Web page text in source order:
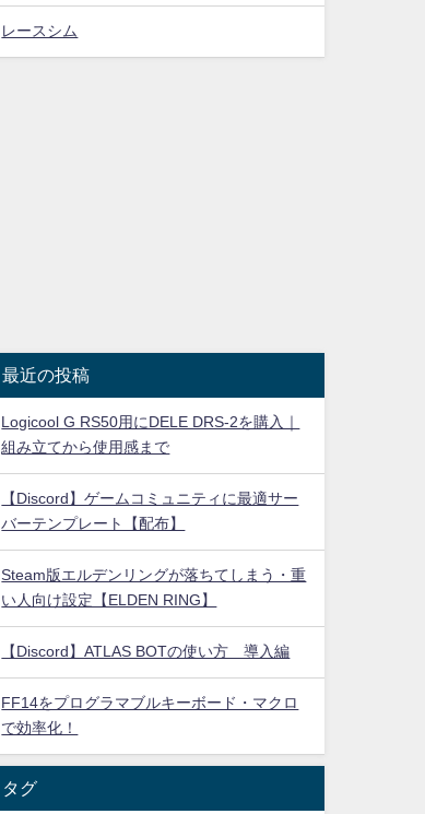
レースシム
最近の投稿
Logicool G RS50用にDELE DRS-2を購入｜
組み立てから使用感まで
【Discord】ゲームコミュニティに最適サー
バーテンプレート【配布】
Steam版エルデンリングが落ちてしまう・重
い人向け設定【ELDEN RING】
【Discord】ATLAS BOTの使い方 導入編
FF14をプログラマブルキーボード・マクロ
で効率化！
タグ